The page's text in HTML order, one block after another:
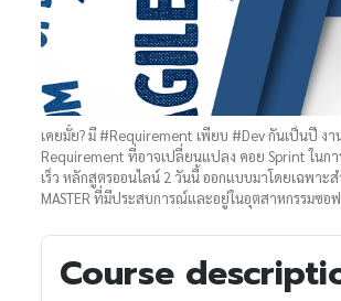
เคยมั้ย? มี #Requirement เพียบ #Dev กันเป็นปี ง
Requirement ที่อาจเปลี่ยนแปลง คอย Sprint ในก
เร็ว หลักสูตรออนไลน์ 2 วันนี้ ออกแบบมาโดยเฉพาะ
MASTER ที่มีประสบการณ์และอยู่ในอุตสาหกรรมซอ
Course